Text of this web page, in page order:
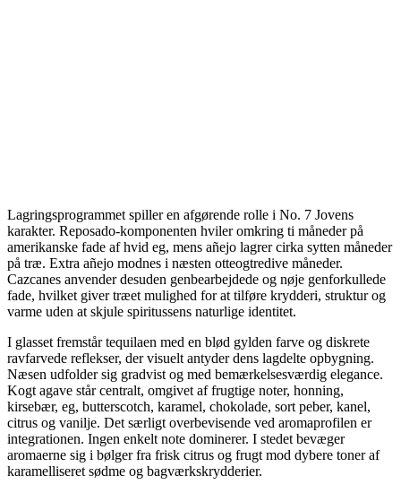
Lagringsprogrammet spiller en afgørende rolle i No. 7 Jovens
karakter. Reposado-komponenten hviler omkring ti måneder på
amerikanske fade af hvid eg, mens añejo lagrer cirka sytten måneder
på træ. Extra añejo modnes i næsten otteogtredive måneder.
Cazcanes anvender desuden genbearbejdede og nøje genforkullede
fade, hvilket giver træet mulighed for at tilføre krydderi, struktur og
varme uden at skjule spiritussens naturlige identitet.
I glasset fremstår tequilaen med en blød gylden farve og diskrete
ravfarvede reflekser, der visuelt antyder dens lagdelte opbygning.
Næsen udfolder sig gradvist og med bemærkelsesværdig elegance.
Kogt agave står centralt, omgivet af frugtige noter, honning,
kirsebær, eg, butterscotch, karamel, chokolade, sort peber, kanel,
citrus og vanilje. Det særligt overbevisende ved aromaprofilen er
integrationen. Ingen enkelt note dominerer. I stedet bevæger
aromaerne sig i bølger fra frisk citrus og frugt mod dybere toner af
karamelliseret sødme og bagværkskrydderier.